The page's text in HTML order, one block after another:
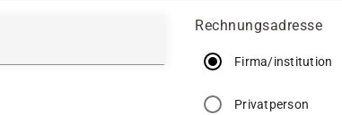
Rechnungsadresse
Firma/institution
Privatperson